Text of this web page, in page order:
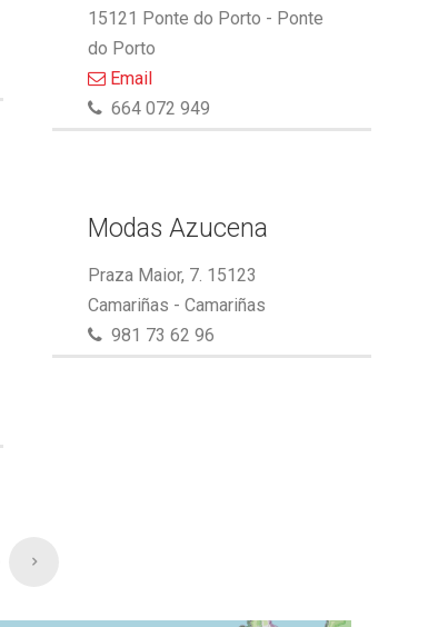
15121 Ponte do Porto - Ponte
do Porto
Email
664 072 949
Modas Azucena
Praza Maior, 7. 15123
Camariñas - Camariñas
981 73 62 96